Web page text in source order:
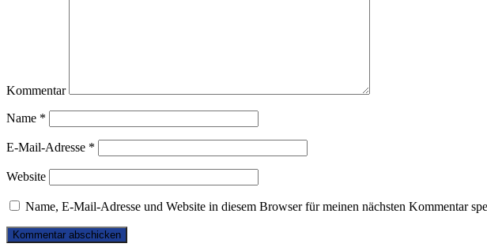
Kommentar
Name *
E-Mail-Adresse *
Website
Name, E-Mail-Adresse und Website in diesem Browser für meinen nächsten Kommentar